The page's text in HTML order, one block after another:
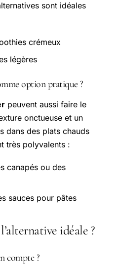
sont idéales
crémeux
légères
option pratique ?
peuvent aussi faire le
onctueuse et un
dans des plats chauds
très polyvalents :
canapés ou des
sauces pour pâtes
idéale ?
compte ?